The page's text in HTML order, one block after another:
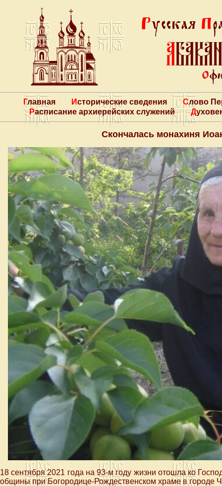
Главная Исторические сведения
Слово
Расписание архиерейских служений
Скончалась монахиня
18 сентября 2021 года на 93-м году жизни отошла ко
общины при Богородице-Рождественском храме в городе